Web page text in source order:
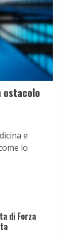
ostacolo
e
lo
di Forza